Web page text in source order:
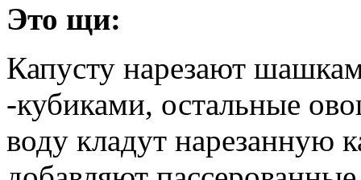
Это щи:
Капусту нарезают
-кубиками, остальные
воду кладут нарезанную